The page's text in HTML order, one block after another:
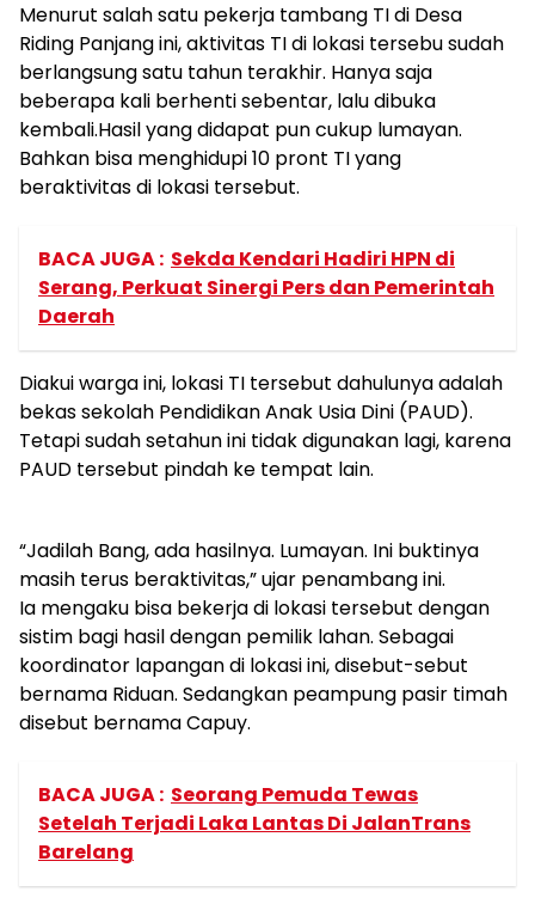
Menurut salah satu pekerja tambang TI di Desa
Riding Panjang ini, aktivitas TI di lokasi tersebu sudah
berlangsung satu tahun terakhir. Hanya saja
beberapa kali berhenti sebentar, lalu dibuka
kembali.Hasil yang didapat pun cukup lumayan.
Bahkan bisa menghidupi 10 pront TI yang
beraktivitas di lokasi tersebut.
BACA JUGA : Sekda Kendari Hadiri HPN di
Serang, Perkuat Sinergi Pers dan Pemerintah
Daerah
Diakui warga ini, lokasi TI tersebut dahulunya adalah
bekas sekolah Pendidikan Anak Usia Dini (PAUD).
Tetapi sudah setahun ini tidak digunakan lagi, karena
PAUD tersebut pindah ke tempat lain.
“Jadilah Bang, ada hasilnya. Lumayan. Ini buktinya
masih terus beraktivitas,” ujar penambang ini.
Ia mengaku bisa bekerja di lokasi tersebut dengan
sistim bagi hasil dengan pemilik lahan. Sebagai
koordinator lapangan di lokasi ini, disebut-sebut
bernama Riduan. Sedangkan peampung pasir timah
disebut bernama Capuy.
BACA JUGA : Seorang Pemuda Tewas
Setelah Terjadi Laka Lantas Di JalanTrans
Barelang